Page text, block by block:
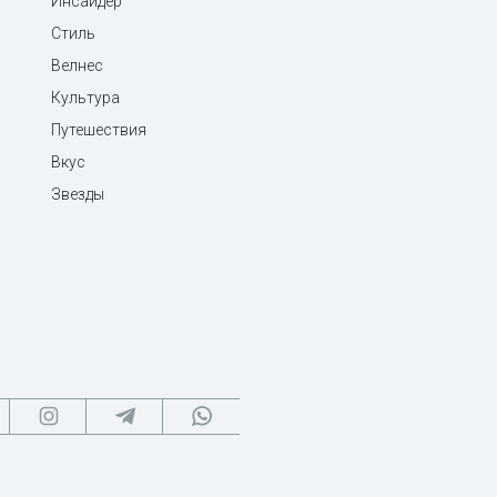
Стиль
Велнес
Культура
Путешествия
Вкус
Звезды